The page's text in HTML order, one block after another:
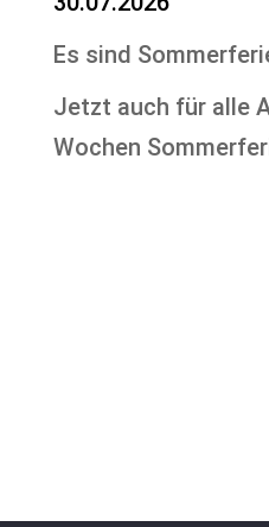
Es sind
Jetzt auch für alle
Wochen